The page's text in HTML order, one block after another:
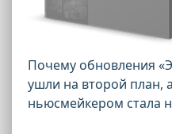
Почему обновления
ушли на второй план,
ньюсмейкером стала